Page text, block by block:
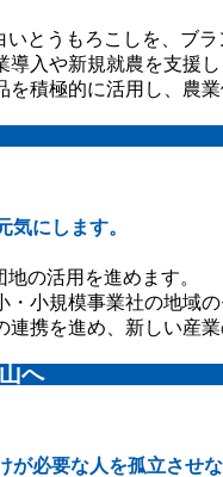
とうもろこしを、ブラ
入や新規就農を支援し
積極的に活用し、農
気にします。
の活用を進めます。
小規模事業社の地域の
携を進め、新しい産業
へ
が必要な人を孤立させ